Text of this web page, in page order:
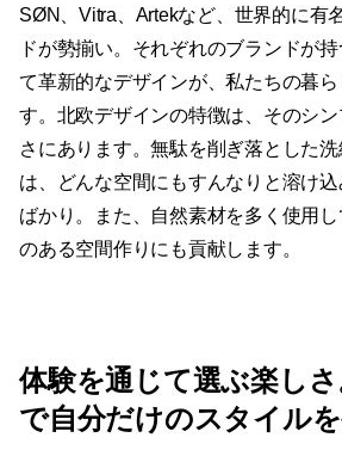
SØN、Vitra、Artekなど、世界的に有
ドが勢揃い。それぞれのブランドが
て革新的なデザインが、私たちの暮ら
す。北欧デザインの特徴は、そのシ
さにあります。無駄を削ぎ落とした
は、どんな空間にもすんなりと溶け
ばかり。また、自然素材を多く使用
のある空間作りにも貢献します。
体験を通じて選ぶ楽し
で自分だけのスタイル